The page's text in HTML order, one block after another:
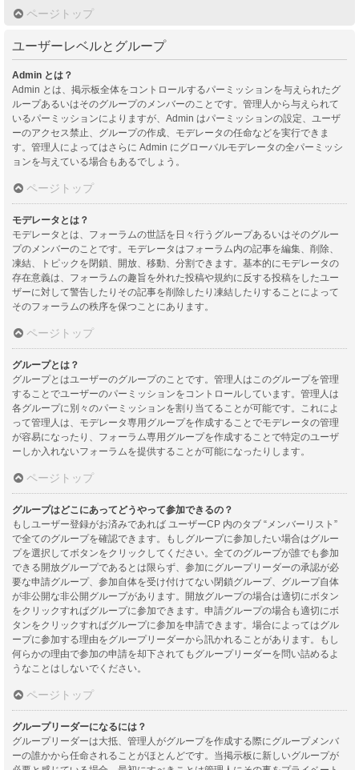
ページトップ
ユーザーレベルとグループ
Admin とは？
Admin とは、掲示板全体をコントロールするパーミッションを与えられたグ
ループあるいはそのグループのメンバーのことです。管理人から与えられて
いるパーミッションによりますが、Admin はパーミッションの設定、ユーザ
ーのアクセス禁止、グループの作成、モデレータの任命などを実行できま
す。管理人によってはさらに Admin にグローバルモデレータの全パーミッシ
ョンを与えている場合もあるでしょう。
ページトップ
モデレータとは？
モデレータとは、フォーラムの世話を日々行うグループあるいはそのグルー
プのメンバーのことです。モデレータはフォーラム内の記事を編集、削除、
凍結、トピックを閉鎖、開放、移動、分割できます。基本的にモデレータの
存在意義は、フォーラムの趣旨を外れた投稿や規約に反する投稿をしたユー
ザーに対して警告したりその記事を削除したり凍結したりすることによって
そのフォーラムの秩序を保つことにあります。
ページトップ
グループとは？
グループとはユーザーのグループのことです。管理人はこのグループを管理
することでユーザーのパーミッションをコントロールしています。管理人は
各グループに別々のパーミッションを割り当てることが可能です。これによ
って管理人は、モデレータ専用グループを作成することでモデレータの管理
が容易になったり、フォーラム専用グループを作成することで特定のユーザ
ーしか入れないフォーラムを提供することが可能になったりします。
ページトップ
グループはどこにあってどうやって参加できるの？
もしユーザー登録がお済みであれば ユーザーCP 内のタブ “メンバーリスト”
で全てのグループを確認できます。もしグループに参加したい場合はグルー
プを選択してボタンをクリックしてください。全てのグループが誰でも参加
できる開放グループであるとは限らず、参加にグループリーダーの承認が必
要な申請グループ、参加自体を受け付けてない閉鎖グループ、グループ自体
が非公開な非公開グループがあります。開放グループの場合は適切にボタン
をクリックすればグループに参加できます。申請グループの場合も適切にボ
タンをクリックすればグループに参加を申請できます。場合によってはグル
ープに参加する理由をグループリーダーから訊かれることがあります。もし
何らかの理由で参加の申請を却下されてもグループリーダーを問い詰めるよ
うなことはしないでください。
ページトップ
グループリーダーになるには？
グループリーダーは大抵、管理人がグループを作成する際にグループメンバ
ーの誰かから任命されることがほとんどです。当掲示板に新しいグループが